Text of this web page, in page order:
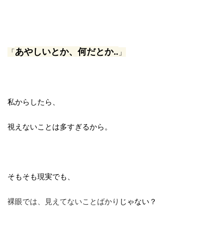
「あやしいとか、何だとか‥ 」
私からしたら、
視えないことは多すぎるから。
そもそも現実でも、
裸眼では、見えてないことばかり じゃない？